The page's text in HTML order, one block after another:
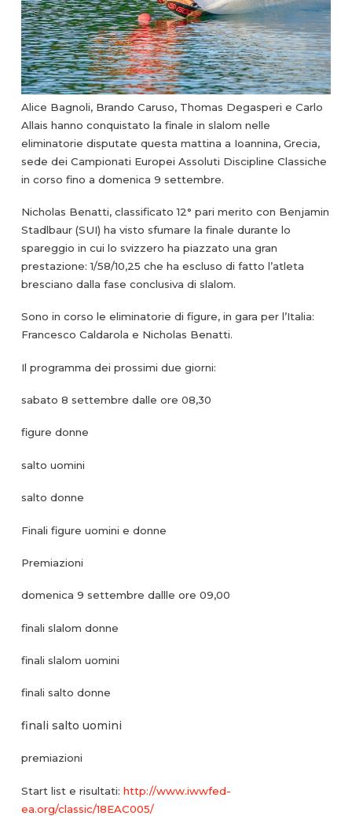
Alice Bagnoli, Brando Caruso, Thomas Degasperi e Carlo
Allais hanno conquistato la finale in slalom nelle
eliminatorie disputate questa mattina a Ioannina, Grecia,
sede dei Campionati Europei Assoluti Discipline Classiche
in corso fino a domenica 9 settembre.
Nicholas Benatti, classificato 12° pari merito con Benjamin
Stadlbaur (SUI) ha visto sfumare la finale durante lo
spareggio in cui lo svizzero ha piazzato una gran
prestazione: 1/58/10,25 che ha escluso di fatto l’atleta
bresciano dalla fase conclusiva di slalom.
Sono in corso le eliminatorie di figure, in gara per l’Italia:
Francesco Caldarola e Nicholas Benatti.
Il programma dei prossimi due giorni:
sabato 8 settembre dalle ore 08,30
figure donne
salto uomini
salto donne
Finali figure uomini e donne
Premiazioni
domenica 9 settembre dallle ore 09,00
finali slalom donne
finali slalom uomini
finali salto donne
finali salto uomini
premiazioni
Start list e risultati: http://www.iwwfed-
ea.org/classic/18EAC005/